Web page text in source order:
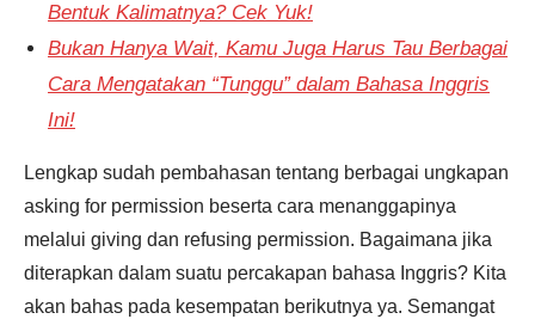
Bentuk Kalimatnya? Cek Yuk!
Bukan Hanya Wait, Kamu Juga Harus Tau Berbagai
Cara Mengatakan “Tunggu” dalam Bahasa Inggris
Ini!
Lengkap sudah pembahasan tentang berbagai ungkapan
asking for permission beserta cara menanggapinya
melalui giving dan refusing permission. Bagaimana jika
diterapkan dalam suatu percakapan bahasa Inggris? Kita
akan bahas pada kesempatan berikutnya ya. Semangat